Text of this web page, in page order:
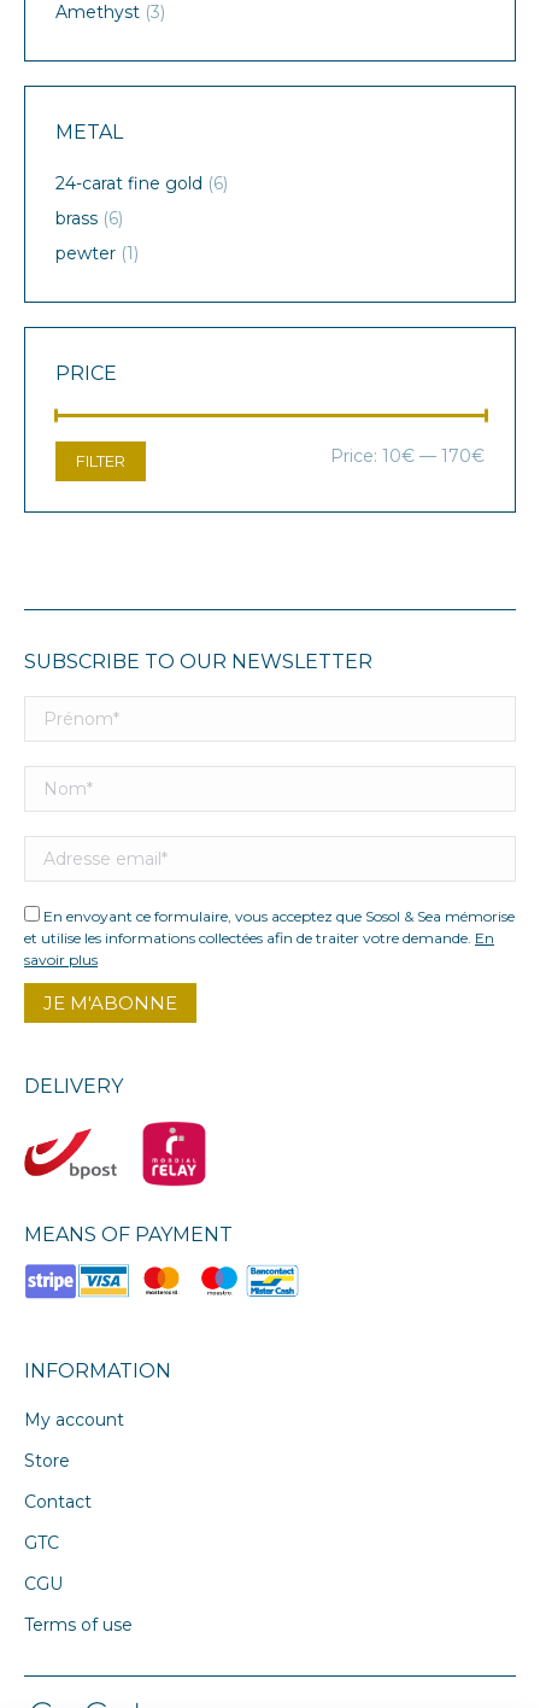
Amethyst (3)
METAL
24-carat fine gold (6)
brass (6)
pewter (1)
PRICE
Min
Max
FILTER Price: 10€ — 170€
SUBSCRIBE TO OUR NEWSLETTER
En envoyant ce formulaire, vous acceptez que Sosol & Sea mémorise
et utilise les informations collectées afin de traiter votre demande. En
savoir plus
DELIVERY
MEANS OF PAYMENT
INFORMATION
My account
Store
Contact
GTC
CGU
Terms of use